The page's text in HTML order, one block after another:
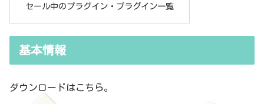
セール中のプラグイン・プラグイン一覧
基本情報
ダウンロードはこちら。